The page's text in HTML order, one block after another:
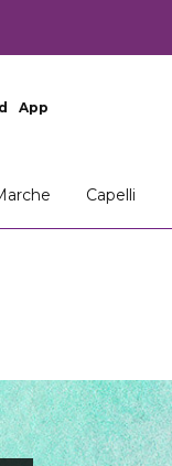
App
Capelli